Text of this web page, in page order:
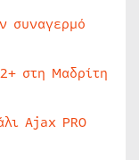
συναγερμό
στη Μαδρίτη
Ajax PRO